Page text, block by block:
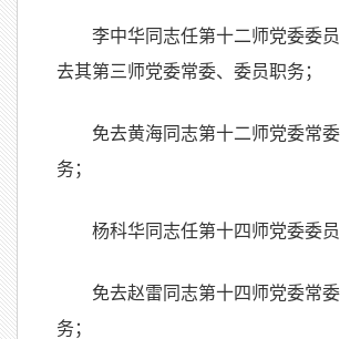
李中华同志任第十二师党委委
去其第三师党委常委、委员职务；
免去黄海同志第十二师党委常
务；
杨科华同志任第十四师党委委员
免去赵雷同志第十四师党委常
务；